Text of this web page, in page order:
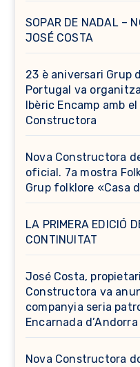
SOPAR DE NADAL –
JOSÉ COSTA
23 è aniversari Grup
Portugal va
Ibèric Encamp amb
Constructora
Nova Constructora
oficial. 7a mostra
Grup folklore «Casa
LA PRIMERA EDICIÓ
CONTINUITAT
José Costa,
Constructora va
companyia seria
Encarnada
Nova Constructora